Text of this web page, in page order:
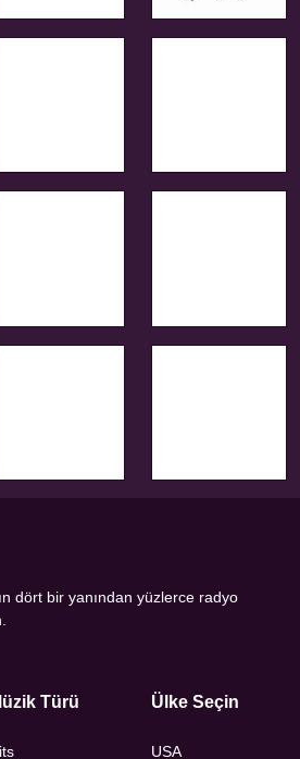
dört bir yanından yüzlerce radyo
Türü Ülke Seçin
USA